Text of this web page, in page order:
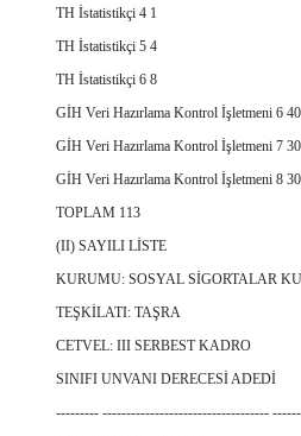
TH İstatistikçi 4 1
TH İstatistikçi 5 4
TH İstatistikçi 6 8
GİH Veri Hazırlama Kontrol İşletmeni 6 40
GİH Veri Hazırlama Kontrol İşletmeni 7 30
GİH Veri Hazırlama Kontrol İşletmeni 8 30
TOPLAM 113
(II) SAYILI LİSTE
KURUMU: SOSYAL SİGORTALAR
TEŞKİLATI: TAŞRA
CETVEL: III SERBEST KADRO
SINIFI UNVANI DERECESİ ADEDİ
--------- -----------------------------------